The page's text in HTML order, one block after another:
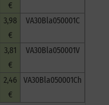
€
3,98
€
VA30Bla050001C
3,81
€
VA30Bla050001V
2,46
€
VA30Bla050001Ch